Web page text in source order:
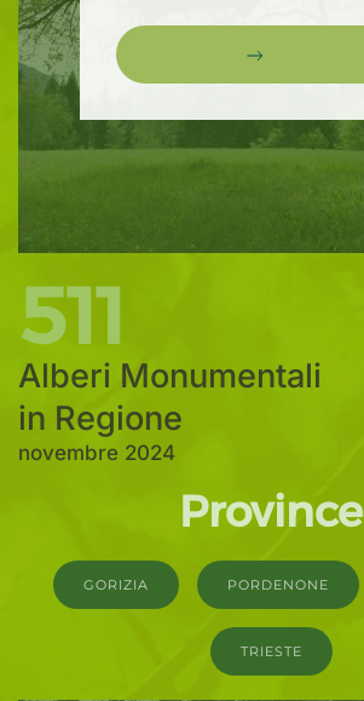
511
Alberi Monumentali
in Regione
novembre 2024
Province
GORIZIA PORDENONE
TRIESTE